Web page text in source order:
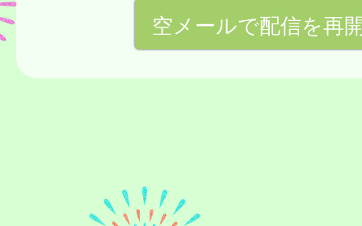
空メールで配信を再